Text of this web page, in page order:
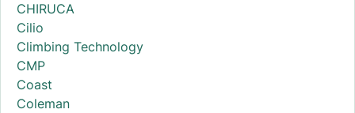
CHIRUCA
Cilio
Climbing Technology
CMP
Coast
Coleman